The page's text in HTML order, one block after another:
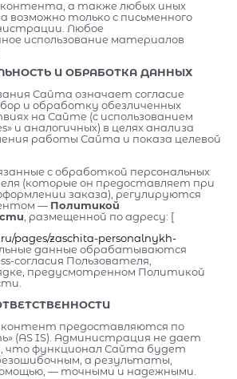
контента, а также любых иных
только с письменного
Любое
использование материалов
И ОБРАБОТКА ДАННЫХ
Сайта означает согласие
и обработку обезличенных
на Сайте (с использованием
и аналогичных) в целях анализа
работы Сайта и показа целевой
с обработкой персональных
(которые он предоставляет при
заказа), регулируются
— Политикой
, размещенной по адресу: [
pages/zaschita-personalnykh-
данные обрабатываются
согласия Пользователя,
предусмотренном Политикой
контент предоставляются по
(AS IS). Администрация не дает
что функционал Сайта будет
а результаты,
— точными и надежными.